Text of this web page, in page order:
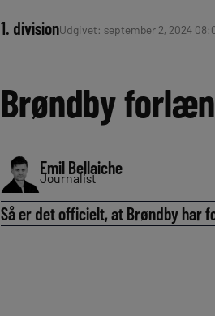
1. divisionUdgivet: september 2, 2024
Brøndby
Emil Bellaiche
Journalist
Så er det officielt, at Brøndby har